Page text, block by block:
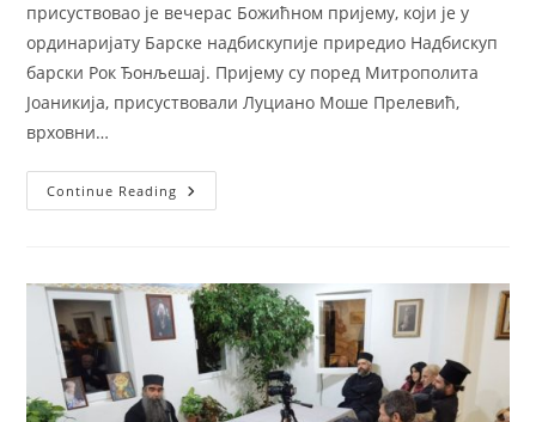
присуствовао је вечерас Божићном пријему, који је у
ординаријату Барске надбискупије приредио Надбискуп
барски Рок Ђонљешај. Пријему су поред Митрополита
Јоаникија, присуствовали Луциано Моше Прелевић,
врховни…
Continue Reading Митрополит
Јоаникије
Ординаријату
Барске
Надбискупије